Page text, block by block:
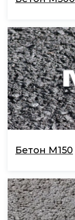
Бетон М150